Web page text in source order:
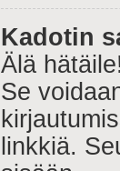
Kadotin
Älä
Se
linkkiä.